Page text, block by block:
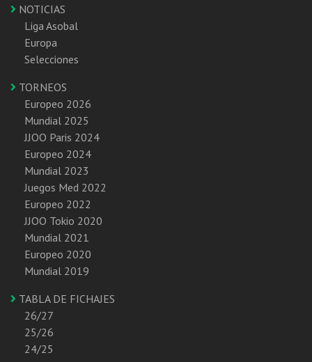
NOTICIAS
Liga Asobal
Europa
Selecciones
TORNEOS
Europeo 2026
Mundial 2025
JJOO Paris 2024
Europeo 2024
Mundial 2023
Juegos Med 2022
Europeo 2022
JJOO Tokio 2020
Mundial 2021
Europeo 2020
Mundial 2019
TABLA DE FICHAJES
26/27
25/26
24/25